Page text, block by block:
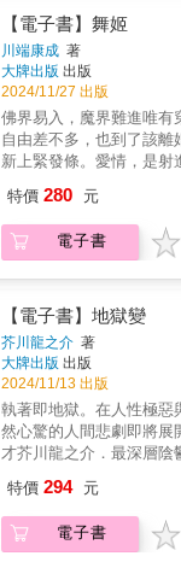
點，讓那個男人看到嗎？
上，延子都會細心為丈夫
他穿上襪子。但唯獨領
●〈一個孩子〉元田看著
控的芳子，頭一次產生
評論家齊聲讚譽： 「
短篇皆圍繞『愛』展開，
論是素材的選取、思想的
的運用，各篇皆展現宛如
一篇，都引人入勝，令
品，盡為上乘之作。就像
作時，最終我們能言傳的
『這是一幅好畫』。同樣
多言，只能發自內心地讚
說』。」
師！」〈鼻子〉禪智內供
腸一樣細長的東西，從他
來，他心裡頭始終為這鼻
表現得不太在意······〈
種說法，真相究竟為何？
小說。〈河童〉河童覺得
事情很可笑，而我們人類
們卻要認真思考--〈某傻
活在最為不幸的幸福之中
我不後悔，只是感覺到有
惡父的人實在可憐。那
在」。芥川的小說擅長捕
人之間的人性閃光，行文
心理描寫細膩深刻，並且
握。本書精選直面地獄的
鳴的〈鼻子〉、各有說法
深省的〈河童〉、自傳體
生〉等十六篇膾炙人口的
說。讀芥川，讓我們得以
疲勞和倦怠，以及不可解
子！還得有一名豔麗女子
上！在煙熏火燎之下，車
想要繪畫出這番情景的，
師！」〈鼻子〉禪智內供
腸一樣細長的東西，從他
來，他心裡頭始終為這鼻
表現得不太在意······〈
種說法，真相究竟為何？
小說。〈河童〉河童覺得
事情很可笑，而我們人類
們卻要認真思考--〈某傻
活在最為不幸的幸福之中
我不後悔，只是感覺到有
惡父的人實在可憐。那
【電子書】舞姬
川端康成 著
大牌出版 出版
2024/11/27 出版
佛界易入，魔界難進唯有
自由差不多，也到了該
新上緊發條。愛情，是射
人一旦結了婚，就只能在
欲望橫流的暗潮中，領略
愛芭蕾、開設舞蹈教室的
與初戀情人相逢後，愛情
恐懼自欺的面具，使她一
界……因為心虛，所以歸
嗎？畏懼罪惡的氣息，才
溺其中？那種罪惡感，對
雙重的。不過，歡愉似乎
愛，是心魔亂舞──所謂的
不去的懸殊的價值觀與生
美的婚姻變成了牢籠，就
中解放，唯有聽從自己的
千的試煉，方能在人間
特價 280 元
電子書
【電子書】地獄變
芥川龍之介 著
大牌出版 出版
2024/11/13 出版
執著即地獄。在人性極惡
然心驚的人間悲劇即將
才芥川龍之介．最深層陰
旦投入藝術創作，便狂熱
秀，受大人命令創作「地
作瓶頸的他，不惜犧牲一
特價 294 元
電子書